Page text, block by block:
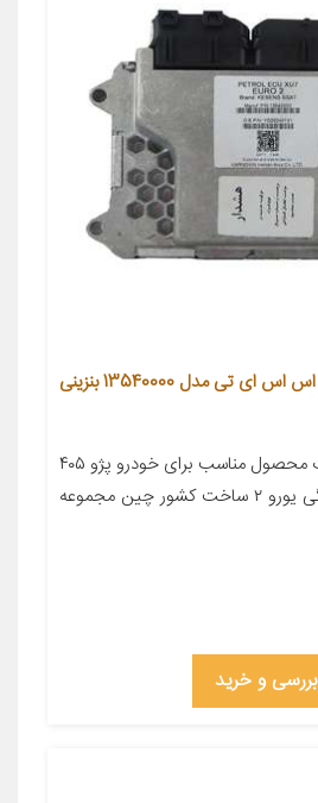
واحد کنترل الکترونیک اس اس ای تی مدل 13540000 بنزینی
معرفی محصول جزئیات محصول مناسب برای خودرو پژو ۴۰۵
پژو پارس سطح آلایندگی یورو ۲ ساخت کشور چین مجموعه
بررسی و خرید